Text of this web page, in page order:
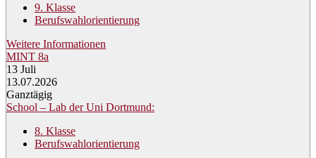
9. Klasse
Berufswahlorientierung
Weitere Informationen
MINT 8a
13 Juli
13.07.2026
Ganztägig
School – Lab der Uni Dortmund:
8. Klasse
Berufswahlorientierung